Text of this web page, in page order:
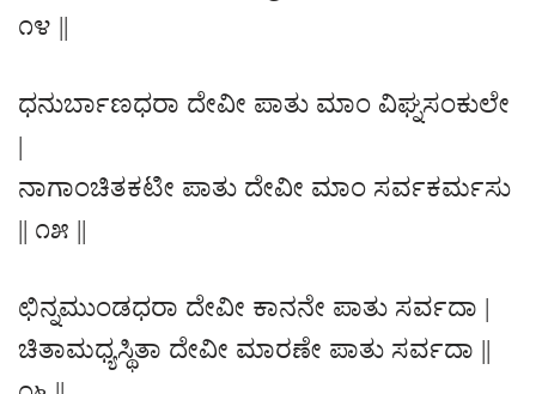
೧೪ ||
ಧನುರ್ಬಾಣಧರಾ ದೇವೀ ಪಾತು ಮಾಂ ವಿಘ್ನಸಂಕುಲೇ
|
ನಾಗಾಂಚಿತಕಟೀ ಪಾತು ದೇವೀ ಮಾಂ ಸರ್ವಕರ್ಮಸು
|| ೧೫ ||
ಛಿನ್ನಮುಂಡಧರಾ ದೇವೀ ಕಾನನೇ ಪಾತು ಸರ್ವದಾ |
ಚಿತಾಮಧ್ಯಸ್ಥಿತಾ ದೇವೀ ಮಾರಣೇ ಪಾತು ಸರ್ವದಾ ||